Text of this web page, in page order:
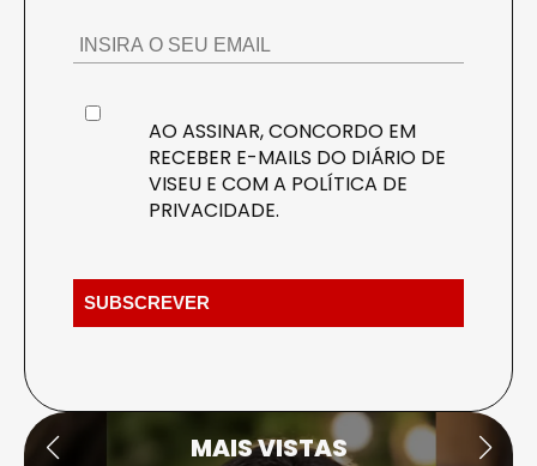
AO ASSINAR, CONCORDO EM
RECEBER E-MAILS DO DIÁRIO DE
VISEU E COM A POLÍTICA DE
PRIVACIDADE.
MAIS VISTAS